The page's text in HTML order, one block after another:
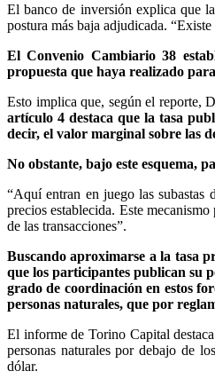
El banco de inversión explica que
postura más baja adjudicada.
El Convenio Cambiario 38
propuesta que haya realizado
Esto implica que, según el reporte,
artículo 4 destaca que la tasa
decir, el valor marginal sobre las
No obstante, bajo este esquema,
“Aquí entran en juego las subastas
precios establecida. Este
de las transacciones”.
Buscando aproximarse a la tasa
que los participantes publican su
grado de coordinación en estos
personas naturales, que por
El informe de Torino Capital
personas naturales por debajo de
dólar.